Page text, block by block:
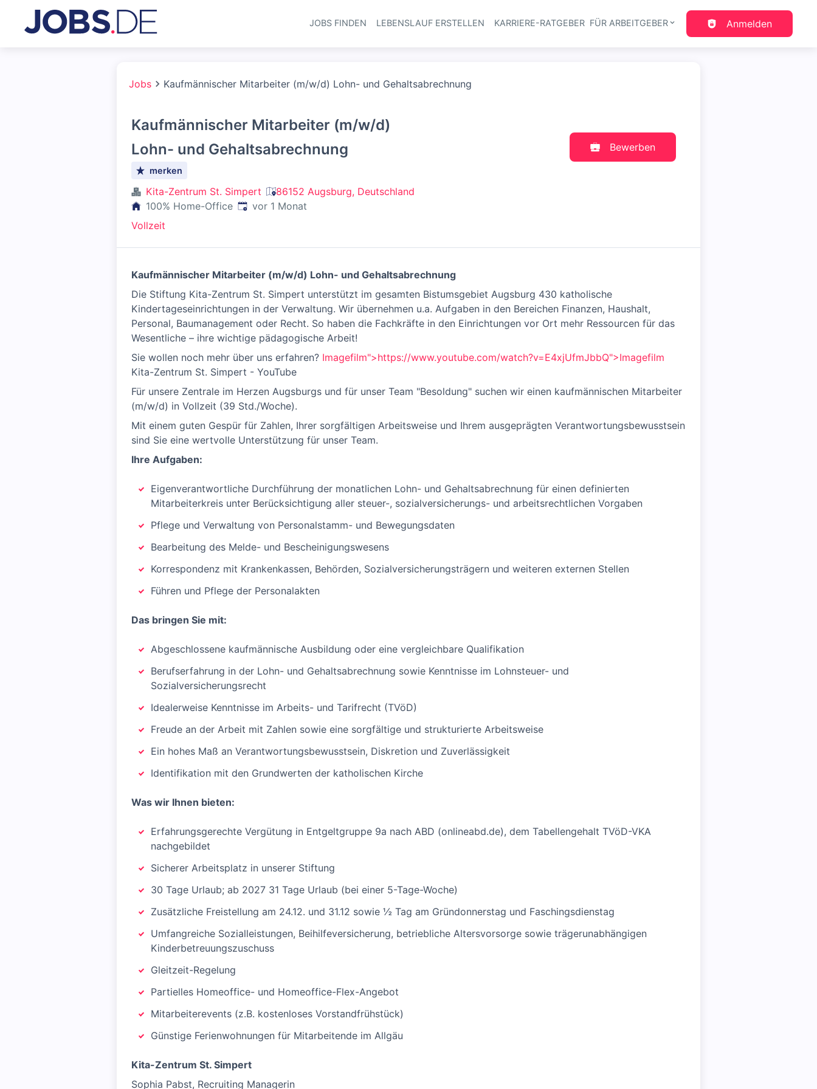
Haupt-Navigation
JOBS FINDEN LEBENSLAUF ERSTELLEN KARRIERE-RATGEBER FÜR ARBEITGEBER Anmelden
Jobs Kaufmännischer Mitarbeiter (m/w/d) Lohn- und Gehaltsabrechnung
Kaufmännischer Mitarbeiter (m/w/d)
Lohn- und Gehaltsabrechnung
merken
Kita-Zentrum St. Simpert
86152 Augsburg, Deutschland
100% Home-Office Veröffentlicht:
vor 1 Monat
Vollzeit
Bewerben
Kaufmännischer Mitarbeiter (m/w/d) Lohn- und Gehaltsabrechnung
Die Stiftung Kita-Zentrum St. Simpert unterstützt im gesamten Bistumsgebiet Augsburg 430 katholische
Kindertageseinrichtungen in der Verwaltung. Wir übernehmen u.a. Aufgaben in den Bereichen Finanzen, Haushalt,
Personal, Baumanagement oder Recht. So haben die Fachkräfte in den Einrichtungen vor Ort mehr Ressourcen für das
Wesentliche – ihre wichtige pädagogische Arbeit!
Sie wollen noch mehr über uns erfahren? Imagefilm">https://www.youtube.com/watch?v=E4xjUfmJbbQ">Imagefilm
Kita-Zentrum St. Simpert - YouTube
Für unsere Zentrale im Herzen Augsburgs und für unser Team "Besoldung" suchen wir einen kaufmännischen Mitarbeiter
(m/w/d) in Vollzeit (39 Std./Woche).
Mit einem guten Gespür für Zahlen, Ihrer sorgfältigen Arbeitsweise und Ihrem ausgeprägten Verantwortungsbewusstsein
sind Sie eine wertvolle Unterstützung für unser Team.
Ihre Aufgaben:
Eigenverantwortliche Durchführung der monatlichen Lohn- und Gehaltsabrechnung für einen definierten
Mitarbeiterkreis unter Berücksichtigung aller steuer-, sozialversicherungs- und arbeitsrechtlichen Vorgaben
Pflege und Verwaltung von Personalstamm- und Bewegungsdaten
Bearbeitung des Melde- und Bescheinigungswesens
Korrespondenz mit Krankenkassen, Behörden, Sozialversicherungsträgern und weiteren externen Stellen
Führen und Pflege der Personalakten
Das bringen Sie mit:
Abgeschlossene kaufmännische Ausbildung oder eine vergleichbare Qualifikation
Berufserfahrung in der Lohn- und Gehaltsabrechnung sowie Kenntnisse im Lohnsteuer- und
Sozialversicherungsrecht
Idealerweise Kenntnisse im Arbeits- und Tarifrecht (TVöD)
Freude an der Arbeit mit Zahlen sowie eine sorgfältige und strukturierte Arbeitsweise
Ein hohes Maß an Verantwortungsbewusstsein, Diskretion und Zuverlässigkeit
Identifikation mit den Grundwerten der katholischen Kirche
Was wir Ihnen bieten:
Erfahrungsgerechte Vergütung in Entgeltgruppe 9a nach ABD (onlineabd.de), dem Tabellengehalt TVöD-VKA
nachgebildet
Sicherer Arbeitsplatz in unserer Stiftung
30 Tage Urlaub; ab 2027 31 Tage Urlaub (bei einer 5-Tage-Woche)
Zusätzliche Freistellung am 24.12. und 31.12 sowie ½ Tag am Gründonnerstag und Faschingsdienstag
Umfangreiche Sozialleistungen, Beihilfeversicherung, betriebliche Altersvorsorge sowie trägerunabhängigen
Kinderbetreuungszuschuss
Gleitzeit-Regelung
Partielles Homeoffice- und Homeoffice-Flex-Angebot
Mitarbeiterevents (z.B. kostenloses Vorstandfrühstück)
Günstige Ferienwohnungen für Mitarbeitende im Allgäu
Kita-Zentrum St. Simpert
Sophia Pabst, Recruiting Managerin